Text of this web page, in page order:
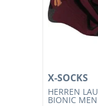
HERREN
BIONIC
X-SOCKS